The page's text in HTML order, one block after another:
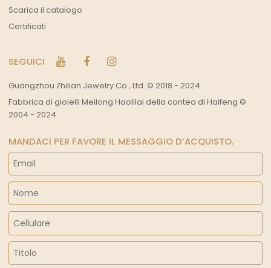
Scarica il catalogo
Certificati
SEGUICI
Guangzhou Zhilian Jewelry Co., Ltd. © 2018 - 2024
Fabbrica di gioielli Meilong Haolilai della contea di Haifeng ©
2004 - 2024
MANDACI PER FAVORE IL MESSAGGIO D’ACQUISTO.